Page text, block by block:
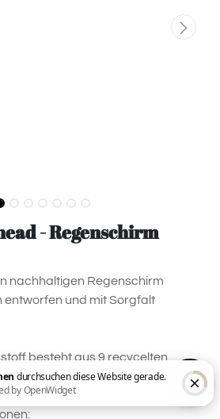
- Regenschirm
nachhaltigen Regenschirm
entworfen und mit Sorgfalt
besteht aus 9 recycelten